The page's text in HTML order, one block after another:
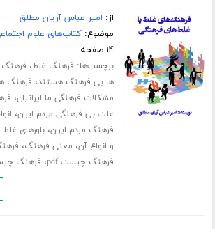
از: امیر عباس آریان مطلق
موضوع:کتاب‌های علوم
۱۴ صفحه
برچسب‌ها: فرهنگ غلط، فرهنگ
ها بی فرهنگ هستند، فرهنگ
مشکلات فرهنگی ما ایرانیان،
علت بی فرهنگی مردم ایران،
فرهنگ مردم ایران،باورهای
و انواع آن، معنی فرهنگ،
فرهنگ چیست pdf ، فرهنگ